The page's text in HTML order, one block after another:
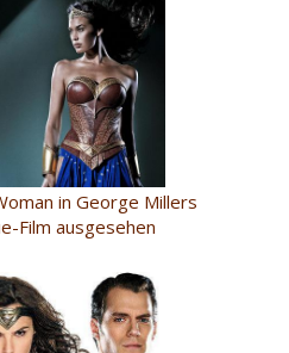
in George Millers
Film ausgesehen